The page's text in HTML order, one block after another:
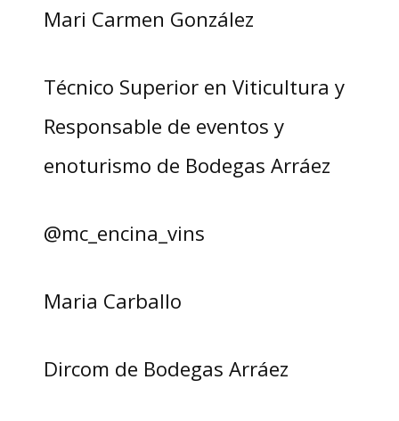
Mari Carmen González
Técnico Superior en Viticultura y
Responsable de eventos y
enoturismo de Bodegas Arráez
@mc_encina_vins
Maria Carballo
Dircom de Bodegas Arráez